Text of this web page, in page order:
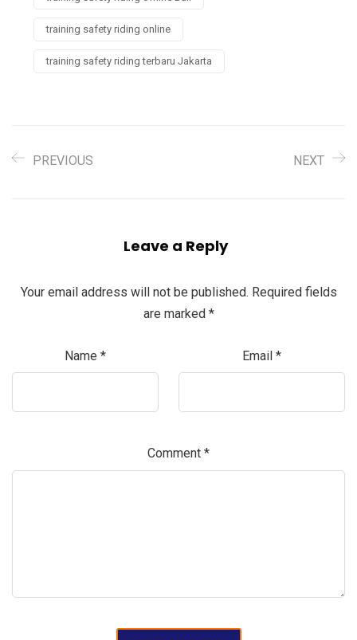
training safety riding online
training safety riding terbaru Jakarta
PREVIOUS NEXT
Leave a Reply
Your email address will not be published. Required fields
are marked *
Name * Email *
Comment *